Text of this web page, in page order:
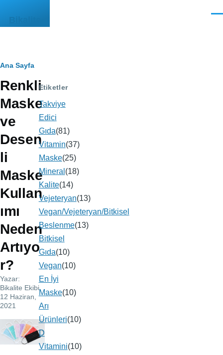
Bikalite
Sayfa
yolu
Ana Sayfa
Renkli
Maske
ve
Desen
li
Maske
Kullan
ımı
Neden
Artıyo
r?
Yazar:
Bikalite Ekibi,
12 Haziran,
2021
Resim
Etiketler
Takviye
Edici
Gıda(81)
Vitamin(37)
Maske(25)
Mineral (18)
Kalite(14)
Vejeteryan(13)
Vegan/Vejeteryan/Bitkisel
Beslenme(13)
Bitkisel
Gıda(10)
Vegan(10)
En İyi
Maske(10)
Arı
Ürünleri(10)
D
Vitamini(10)